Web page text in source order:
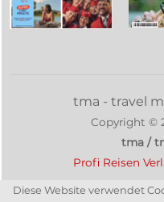
Diese Website verwendet
tma - travel
Copyright ©
tma /
Profi Reisen